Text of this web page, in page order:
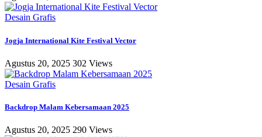
Desain Grafis
Jogja International Kite Festival Vector
Agustus 20, 2025 302 Views
Desain Grafis
Backdrop Malam Kebersamaan 2025
Agustus 20, 2025 290 Views